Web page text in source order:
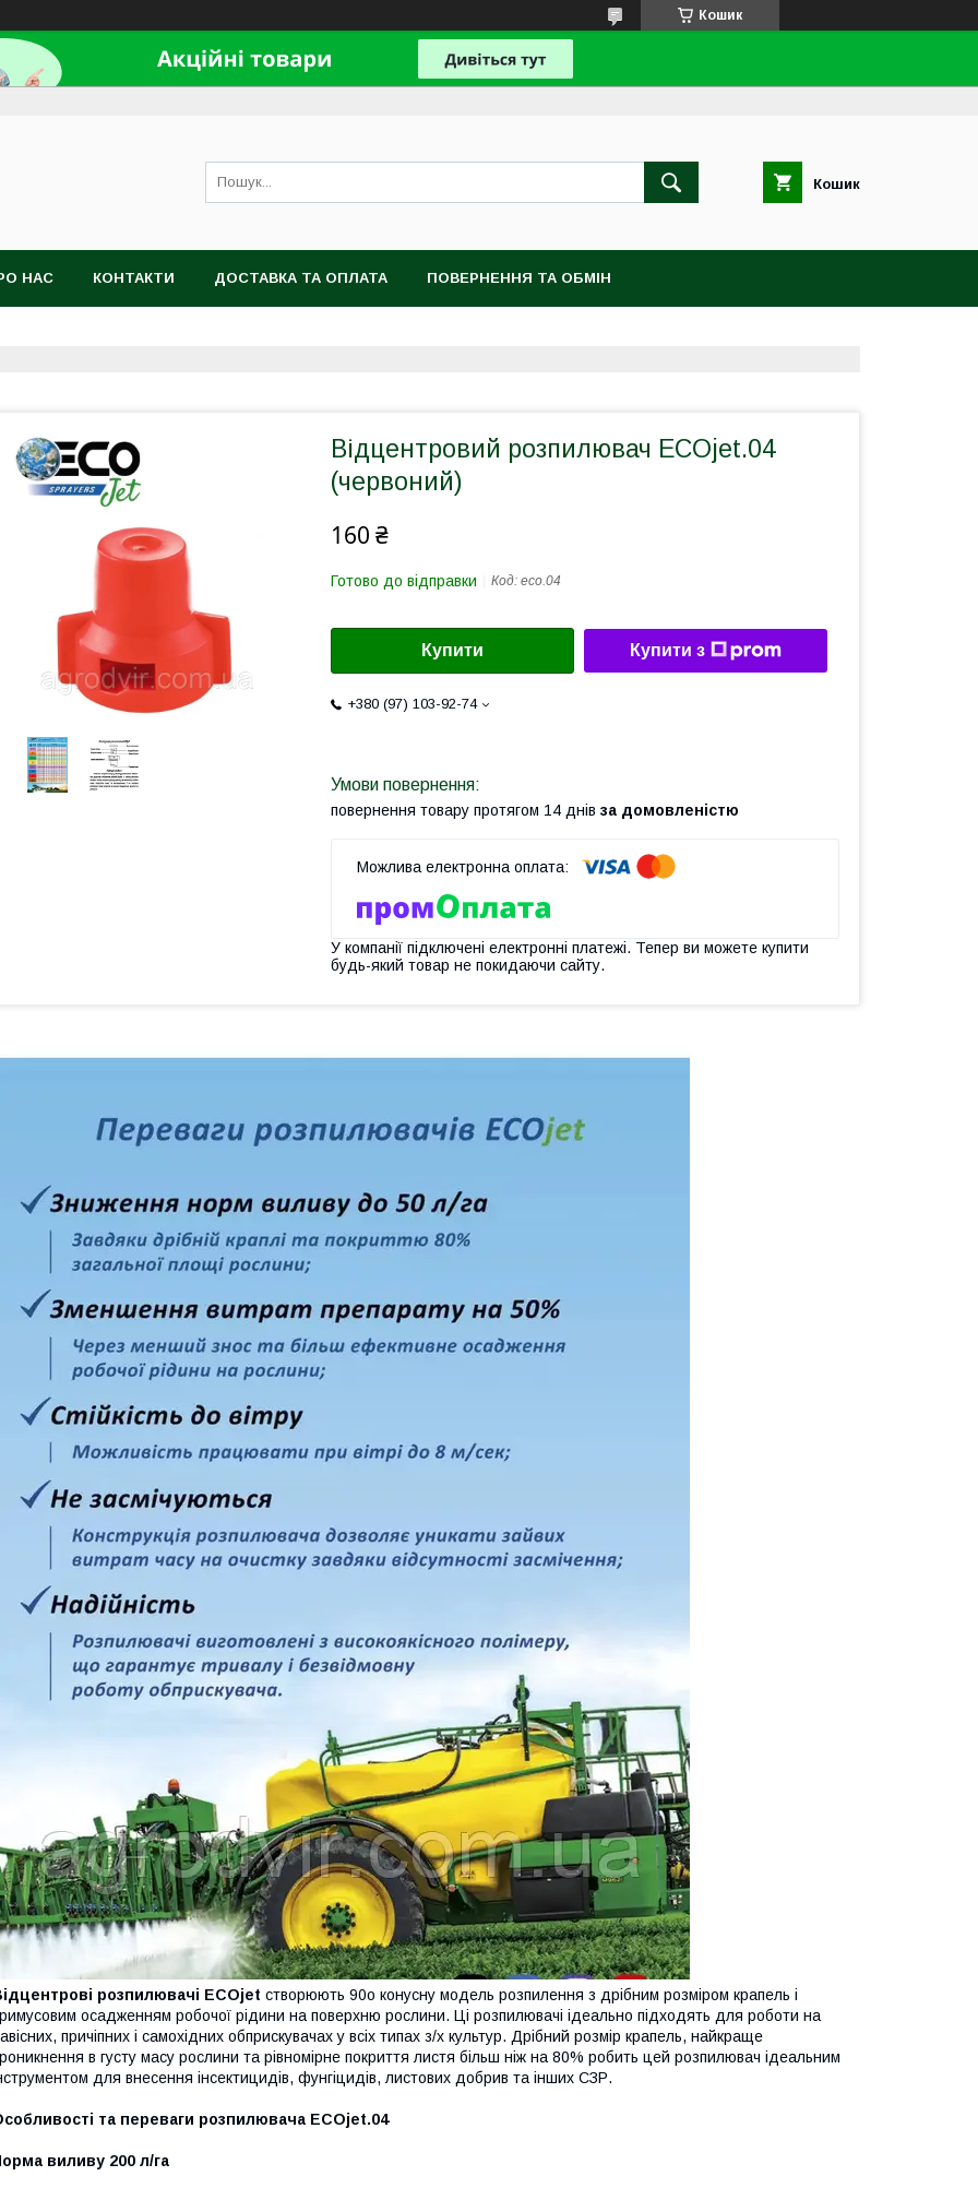
Кошик
Кошик
НАС КОНТАКТИ ДОСТАВКА ТА ОПЛАТА ПОВЕРНЕННЯ ТА ОБМІН
Відцентровий розпилювач ECOjet.04
(червоний)
160 ₴
Готово до відправки Код: eco.04
Купити Купити з
+380 (97) 103-92-74
повернення товару протягом 14 днів за домовленістю
У компанії підключені електронні платежі. Тепер ви можете купити
будь-який товар не покидаючи сайту.
розпилювачі ECOjet створюють 90o конусну модель розпилення з дрібним розміром крапель і
осадженням робочої рідини на поверхню рослини. Ці розпилювачі ідеально підходять для роботи на
причіпних і самохідних обприскувачах у всіх типах з/х культур. Дрібний розмір крапель, найкраще
в густу масу рослини та рівномірне покриття листя більш ніж на 80% робить цей розпилювач ідеальним
для внесення інсектицидів, фунгіцидів, листових добрив та інших СЗР.
та переваги розпилювача ECOjet.04
виливу 200 л/га